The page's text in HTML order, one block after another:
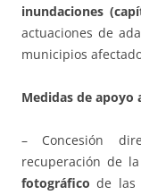
inundaciones
actuaciones de
municipios
Medidas de
– Concesión
recuperación de
fotográfico de las